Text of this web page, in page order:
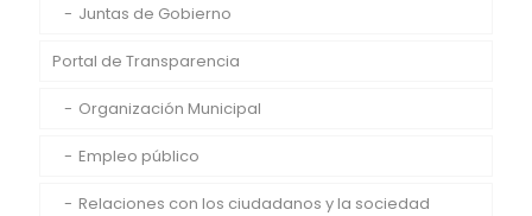
Juntas de Gobierno
Portal de Transparencia
Organización Municipal
Empleo público
Relaciones con los ciudadanos y la sociedad